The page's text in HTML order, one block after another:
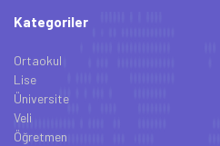
Kategoriler
Ortaokul
Lise
Üniversite
Veli
Öğretmen